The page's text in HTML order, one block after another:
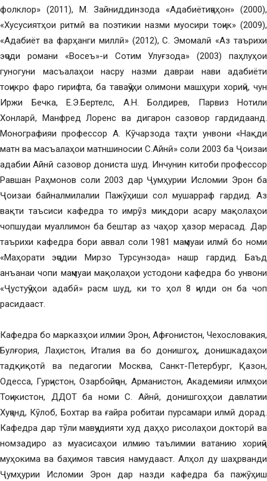
фолклор» (2011), М. Зайниддинзода «Адабиётиҷаҳон» (2000),
«Хусусиятҳои ритмӣ ва поэтикии назми муосири тоҷик» (2009),
«Адабиёт ва фарҳанги миллӣ» (2012), С. Эмомалӣ «Аз таърихи
эҷоди романи «Восеъ»-и Сотим Улуғзода» (2003) паҳлуҳои
гуногуни масъалаҳои насру назми давраи нави адабиёти
тоҷикро фаро гирифта, ба таваҷҷӯҳи олимони машҳури хориҷӣ, чун
Иржи Бечка, Е.Э.Бертелс, А.Н. Болдирев, Парвиз Нотили
Хонларӣ, Манфред Лоренс ва дигарон сазовор гардидаанд.
Монографияи профессор А. Кӯчарзода таҳти унвони «Нақди
матн ва масъалаҳои матншиносии С.Айнӣ» соли 2003 ба Ҷоизаи
адабии Айнӣ сазовор дониста шуд. Инчунин китоби профессор
Равшан Раҳмонов соли 2003 дар Ҷумҳурии Исломии Эрон ба
Ҷоизаи байналмилалии Пажӯҳиши сол мушарраф гардид. Аз
вақти таъсиси кафедра то имрӯз миқдори асару мақолаҳои
чопшудаи муаллимон ба бештар аз чаҳор ҳазор мерасад. Дар
таърихи кафедра бори аввал соли 1981 маҷмуаи илмӣ бо номи
«Маҳорати эҷодии Мирзо Турсунзода» нашр гардид. Баъд
анъанаи чопи маҷмуаи мақолаҳои устодони кафедра бо унвони
«Ҷустуҷӯҳои адабӣ» расм шуд, ки то ҳол 8 ҷилди он ба чоп
расидааст.
Кафедра бо марказҳои илмии Эрон, Афғонистон, Чехословакия,
Булғория, Лаҳистон, Италия ва бо донишгоҳ, донишкадаҳои
тадқиқотӣ ва педагогии Москва, Санкт-Петербург, Қазон,
Одесса, Гурҷистон, Озарбойҷон, Арманистон, Академияи илмҳои
Тоҷикистон, ДДОТ ба номи С. Айнӣ, донишгоҳҳои давлатии
Хуҷанд, Кӯлоб, Бохтар ва ғайра робитаи пурсамари илмӣ дорад.
Кафедра дар тӯли мавҷудияти худ даҳҳо рисолаҳои докторӣ ва
номзадиро аз муасисаҳои илмию таълимии ватанию хориҷӣ
муҳокима ва баҳимоя тавсия намудааст. Алҳол ду шаҳрванди
Ҷумҳурии Исломии Эрон дар назди кафедра ба пажӯҳиш